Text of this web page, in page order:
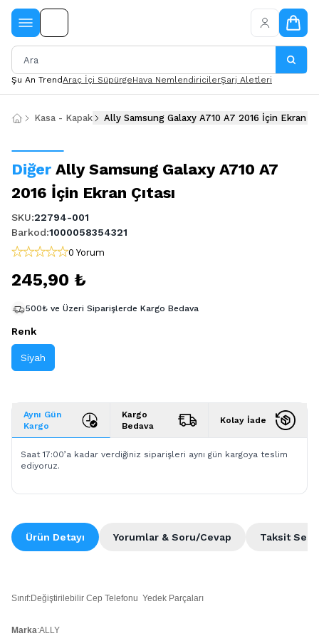
Şu An TrendAraç İçi SüpürgeHava NemlendiricilerŞarj Aletleri
Kasa - Kapak Ally Samsung Galaxy A710 A7 2016 İçin Ekran
Diğer Ally Samsung Galaxy A710 A7
2016 İçin Ekran Çıtası
SKU:22794-001
Barkod:1000058354321
0 Yorum
245,90 ₺
500₺ ve Üzeri Siparişlerde Kargo Bedava
Renk
Siyah
Aynı Gün
Kargo
Kargo
Bedava
Kolay İade
Saat 17:00’a kadar verdiğiniz siparişleri aynı gün kargoya teslim
ediyoruz.
Ürün Detayı Taksit
Yorumlar & Soru/Cevap
Sınıf:Değiştirilebilir Cep Telefonu Yedek Parçaları
Marka:ALLY